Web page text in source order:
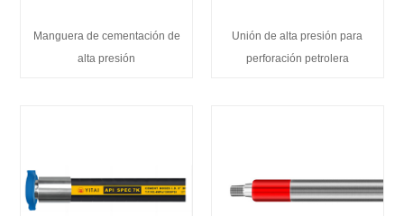
Manguera de cementación de
alta presión
Unión de alta presión para
perforación petrolera